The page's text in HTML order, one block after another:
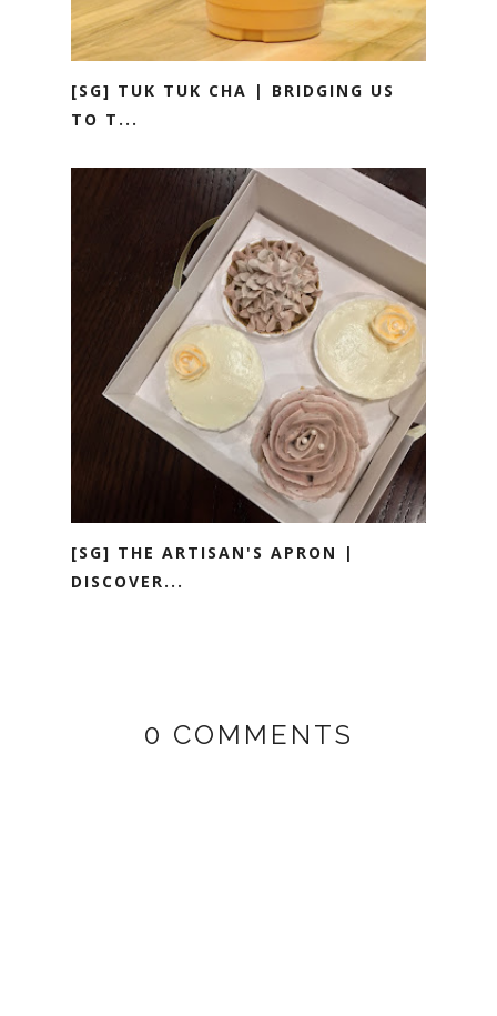
[SG] TUK TUK CHA | BRIDGING US
TO T...
[SG] THE ARTISAN'S APRON |
DISCOVER...
0 COMMENTS